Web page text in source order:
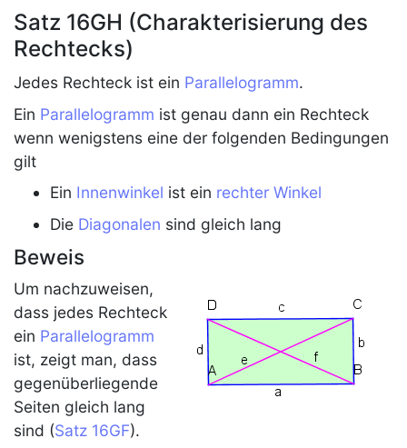
Satz 16GH (Charakterisierung des
Rechtecks)
Jedes Rechteck ist ein Parallelogramm.
Ein Parallelogramm ist genau dann ein Rechteck
wenn wenigstens eine der folgenden Bedingungen
gilt
Ein Innenwinkel ist ein rechter Winkel
Die Diagonalen sind gleich lang
Beweis
Um nachzuweisen,
dass jedes Rechteck
ein Parallelogramm
ist, zeigt man, dass
gegenüberliegende
Seiten gleich lang
sind (Satz 16GF).